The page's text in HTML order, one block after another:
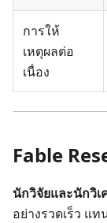
การให้
เหตุผลต่อ
เนื่อง
Fable
นักวิจัยและนักวิเ
อย่างรวดเร็ว แ